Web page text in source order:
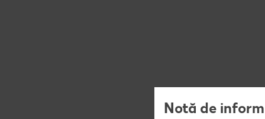
Notă de